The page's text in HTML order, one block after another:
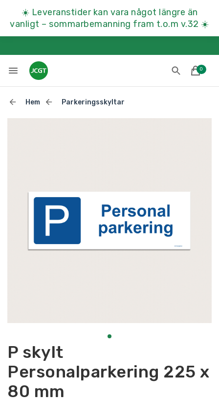
☀️ Leveranstider kan vara något längre än
vanligt – sommarbemanning fram t.o.m v.32 ☀️
0
Hem Parkeringsskyltar
P skylt
Personalparkering 225 x
80 mm